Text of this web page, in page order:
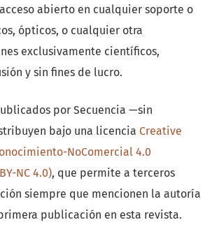
abierto en cualquier soporte o
ópticos, o cualquier otra
exclusivamente científicos,
y sin fines de lucro.
por Secuencia —sin
bajo una licencia Creative
NoComercial 4.0
NC 4.0), que permite a terceros
siempre que mencionen la autoría
publicación en esta revista.